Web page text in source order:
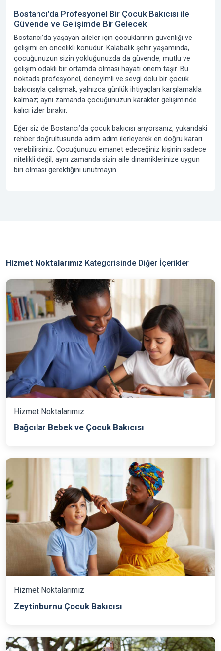
Bostancı’da Profesyonel Bir Çocuk Bakıcısı ile
Güvende ve Gelişimde Bir Gelecek
Bostancı’da yaşayan aileler için çocuklarının güvenliği ve
gelişimi en öncelikli konudur. Kalabalık şehir yaşamında,
çocuğunuzun sizin yokluğunuzda da güvende, mutlu ve
gelişim odaklı bir ortamda olması hayati önem taşır. Bu
noktada profesyonel, deneyimli ve sevgi dolu bir çocuk
bakıcısıyla çalışmak, yalnızca günlük ihtiyaçları karşılamakla
kalmaz; aynı zamanda çocuğunuzun karakter gelişiminde
kalıcı izler bırakır.
Eğer siz de Bostancı’da çocuk bakıcısı arıyorsanız, yukarıdaki
rehber doğrultusunda adım adım ilerleyerek en doğru kararı
verebilirsiniz. Çocuğunuzu emanet edeceğiniz kişinin sadece
nitelikli değil, aynı zamanda sizin aile dinamiklerinize uygun
biri olması gerektiğini unutmayın.
Hizmet Noktalarımız Kategorisinde Diğer İçerikler
Hizmet Noktalarımız
Bağcılar Bebek ve Çocuk Bakıcısı
Hizmet Noktalarımız
Zeytinburnu Çocuk Bakıcısı